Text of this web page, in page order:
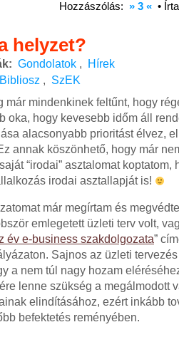
Hozzászólás: » 3 « •
helyzet?
Gondolatok , Hírek
Bibliosz , SzEK
már mindenkinek feltűnt, hogy
oka, hogy kevesebb időm áll
alacsonyabb prioritást élvez,
annak köszönhető, hogy már
“irodai” asztalomat koptatom,
irodai asztallapját is!
már megírtam és
emlegetett üzleti terv volt,
év e-business szakdolgozata”
Sajnos az üzleti
a nem túl nagy hozam
lenne szükség a megálmodott
elindításához, ezért inkább
befektetés reményében.